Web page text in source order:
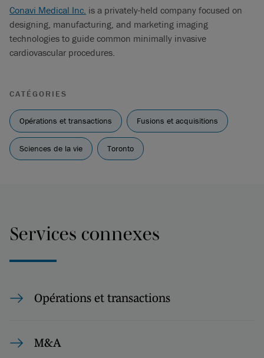
Conavi Medical Inc. is a privately-held company focused on
designing, manufacturing, and marketing imaging
technologies to guide common minimally invasive
cardiovascular procedures.
CATÉGORIES
Opérations et transactions Fusions et acquisitions
Sciences de la vie Toronto
Services connexes
Opérations et transactions
M&A